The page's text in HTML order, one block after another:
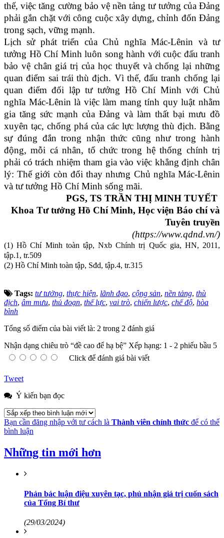
thế, việc tăng cường bảo vệ nền tảng tư tưởng của Đảng
phải gắn chặt với công cuộc xây dựng, chỉnh đốn Đảng
trong sạch, vững mạnh.
Lịch sử phát triển của Chủ nghĩa Mác-Lênin và tư
tưởng Hồ Chí Minh luôn song hành với cuộc đấu tranh
bảo vệ chân giá trị của học thuyết và chống lại những
quan điểm sai trái thù địch. Vì thế, đấu tranh chống lại
quan điểm đối lập tư tưởng Hồ Chí Minh với Chủ
nghĩa Mác-Lênin là việc làm mang tính quy luật nhằm
gia tăng sức mạnh của Đảng và làm thất bại mưu đồ
xuyên tạc, chống phá của các lực lượng thù địch. Bằng
sự đúng đắn trong nhận thức cũng như trong hành
động, mỗi cá nhân, tổ chức trong hệ thống chính trị
phải có trách nhiệm tham gia vào việc khẳng định chân
lý: Thế giới còn đổi thay nhưng Chủ nghĩa Mác-Lênin
và tư tưởng Hồ Chí Minh sống mãi.
PGS, TS TRẦN THỊ MINH TUYẾT
Khoa Tư tưởng Hồ Chí Minh, Học viện Báo chí và
Tuyên truyền
(https://www.qdnd.vn/)
(1) Hồ Chí Minh toàn tập, Nxb Chính trị Quốc gia, HN, 2011,
tập.1, tr.509
(2) Hồ Chí Minh toàn tập, Sđd, tập.4, tr.315
Tags: tư tưởng, thực hiện, lãnh đạo, cộng sản, nền tảng, thù
địch, âm mưu, thủ đoạn, thế lực, vai trò, chiến lược, chế độ, hòa
bình
Tổng số điểm của bài viết là: 2 trong 2 đánh giá
Nhận dạng chiêu trò “đề cao để hạ bệ” Xếp hạng: 1 - 2 phiếu bầu 5
Click để đánh giá bài viết
Tweet
Ý kiến bạn đọc
Bạn cần đăng nhập với tư cách là Thành viên chính thức để có thể
bình luận
Những tin mới hơn
Phản bác luận điệu xuyên tạc, phủ nhận giá trị cuốn sách
của Tổng Bí thư
(29/03/2024)